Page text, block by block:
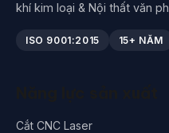
khí kim loại & Nội thất văn
ISO 9001:2015 15+ NĂM
Cắt CNC Laser